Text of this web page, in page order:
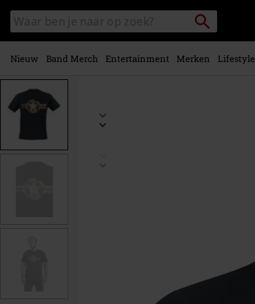
naar
hoofdinhoud
Zoek
in
catalogus
Packstation
zoeken
Nieuw Band Merch Entertainment Merken Lifestyle
www.large.nl/p/usaf/478455.html